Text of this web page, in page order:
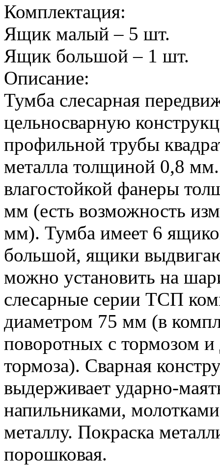
Комплектация:
Ящик малый – 5 шт.
Ящик большой – 1 шт.
Описание:
Тумба слесарная
цельносварную
профильной трубы
металла толщиной 0,8
влагостойкой фанеры
мм (есть возможность
мм). Тумба имеет 6
большой, ящики
можно установить на
слесарные серии ТСП
диаметром 75 мм (в
поворотных с тормозом и
тормоза). Сварная
выдерживает ударно-
напильниками,
металлу. Покраска
порошковая.